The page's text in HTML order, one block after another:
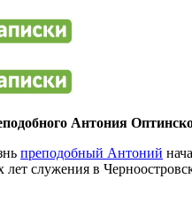
Антония
преподобный Антоний
лет служения в